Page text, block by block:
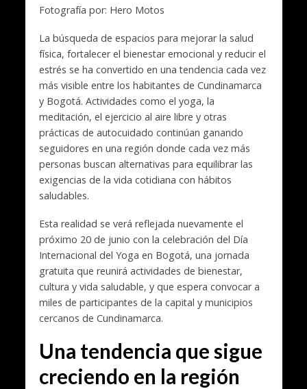
Fotografía por: Hero Motos
La búsqueda de espacios para mejorar la salud
física, fortalecer el bienestar emocional y reducir el
estrés se ha convertido en una tendencia cada vez
más visible entre los habitantes de Cundinamarca
y Bogotá. Actividades como el yoga, la
meditación, el ejercicio al aire libre y otras
prácticas de autocuidado continúan ganando
seguidores en una región donde cada vez más
personas buscan alternativas para equilibrar las
exigencias de la vida cotidiana con hábitos
saludables.
Esta realidad se verá reflejada nuevamente el
próximo 20 de junio con la celebración del Día
Internacional del Yoga en Bogotá, una jornada
gratuita que reunirá actividades de bienestar,
cultura y vida saludable, y que espera convocar a
miles de participantes de la capital y municipios
cercanos de Cundinamarca.
Una tendencia que sigue
creciendo en la región